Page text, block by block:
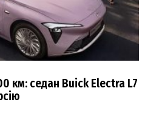
км: седан Buick Electra L7